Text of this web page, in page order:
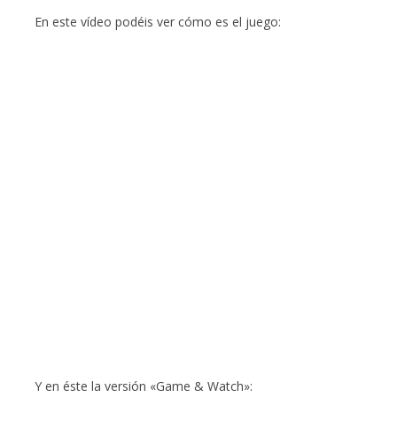
En este vídeo podéis ver cómo es el juego:
Y en éste la versión «Game & Watch»: